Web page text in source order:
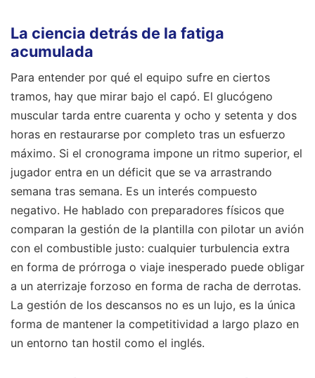
La ciencia detrás de la fatiga
acumulada
Para entender por qué el equipo sufre en ciertos
tramos, hay que mirar bajo el capó. El glucógeno
muscular tarda entre cuarenta y ocho y setenta y dos
horas en restaurarse por completo tras un esfuerzo
máximo. Si el cronograma impone un ritmo superior, el
jugador entra en un déficit que se va arrastrando
semana tras semana. Es un interés compuesto
negativo. He hablado con preparadores físicos que
comparan la gestión de la plantilla con pilotar un avión
con el combustible justo: cualquier turbulencia extra
en forma de prórroga o viaje inesperado puede obligar
a un aterrizaje forzoso en forma de racha de derrotas.
La gestión de los descansos no es un lujo, es la única
forma de mantener la competitividad a largo plazo en
un entorno tan hostil como el inglés.